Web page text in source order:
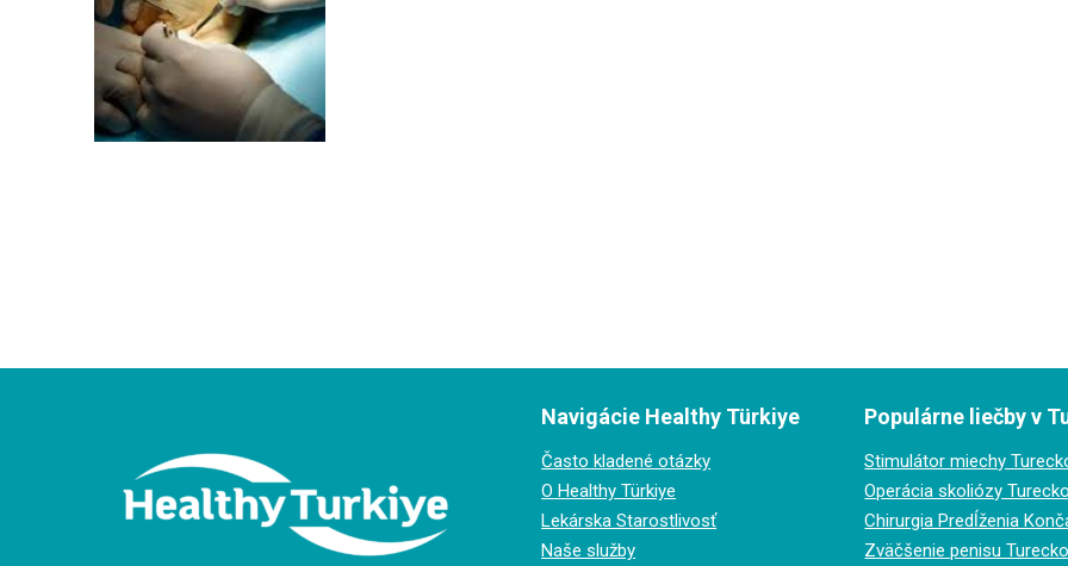
Navigácie Healthy Türkiye
Často kladené otázky
O Healthy Türkiye
Lekárska Starostlivosť
Naše služby
Populárne liečby v
Stimulátor miechy
Operácia skoliózy Turecko
Chirurgia Predĺženia
Zväčšenie penisu Turecko